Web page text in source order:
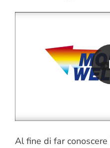
Al fine di far